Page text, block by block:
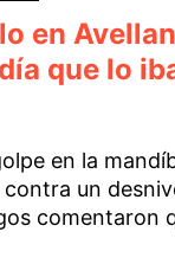
en
que lo
en la
un
comentaron